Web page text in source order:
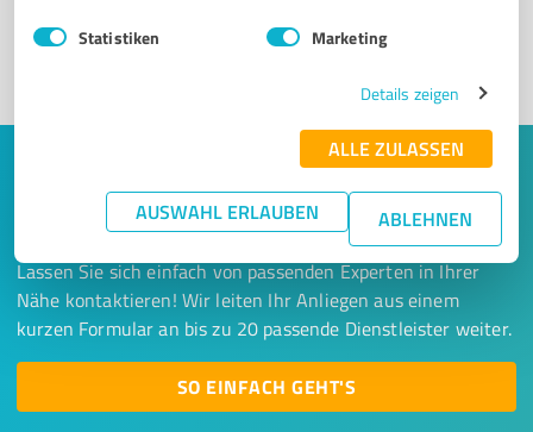
Statistiken Marketing
Details zeigen
ALLE ZULASSEN
AUSWAHL ERLAUBEN ABLEHNEN
Keine Zeit für lange Recherchen und E-
Mails? Jetzt Angebote empfangen!
Lassen Sie sich einfach von passenden Experten in Ihrer
Nähe kontaktieren! Wir leiten Ihr Anliegen aus einem
kurzen Formular an bis zu 20 passende Dienstleister weiter.
SO EINFACH GEHT'S